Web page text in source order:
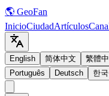
🌎 GeoFan
InicioCiudadArtículos
English 简体中文 繁體
Português
Deutsch 한